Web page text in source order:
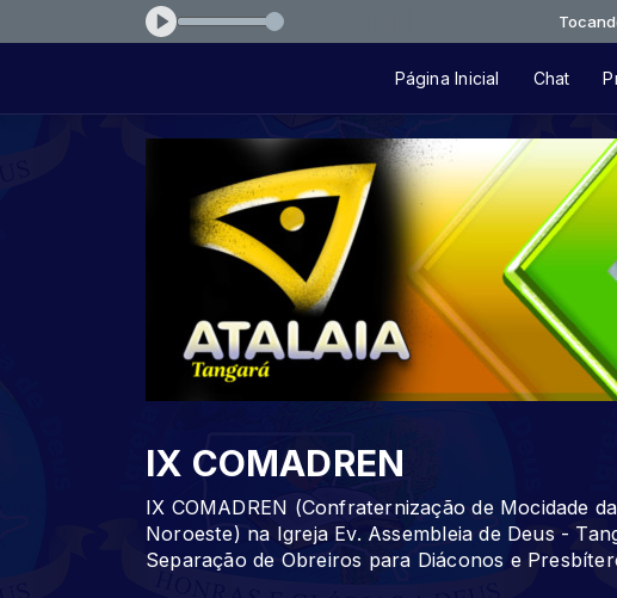
Tocando agora:
Página Inicial Chat
IX COMADREN
IX COMADREN (Confraternização de Mocidade
Noroeste) na Igreja Ev. Assembleia de Deus -
Separação de Obreiros para Diáconos e